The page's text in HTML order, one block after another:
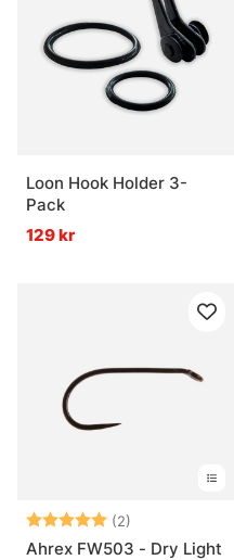
Loon Hook Holder 3-
Pack
129 kr
Betyg: (2)
Ahrex FW503 - Dry Light